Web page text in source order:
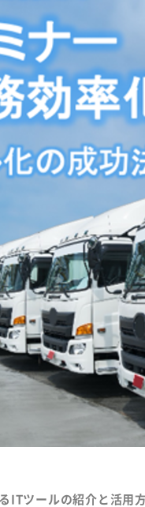
ITツールの紹介と活用